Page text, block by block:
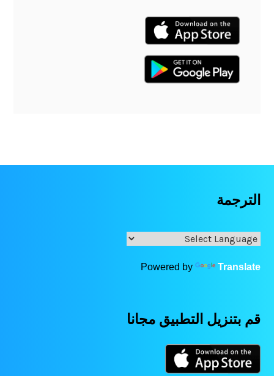
الترجمة
Powered by Translate
قم بتنزيل التطبيق مجانا